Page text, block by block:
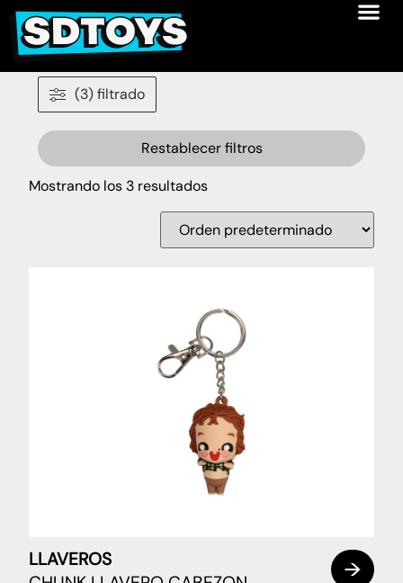
(3) filtrado
Restablecer filtros
Mostrando los 3 resultados
LLAVEROS